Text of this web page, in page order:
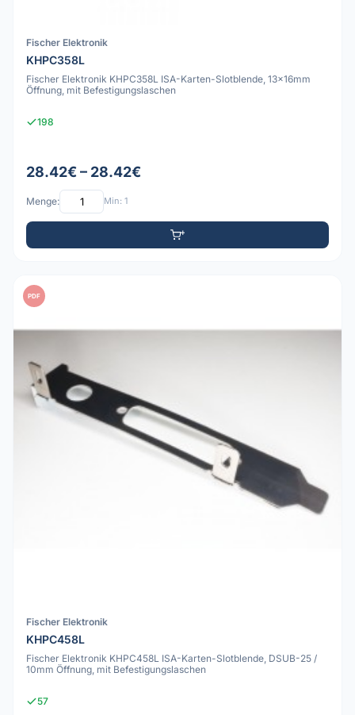
Fischer Elektronik
KHPC358L
Fischer Elektronik KHPC358L ISA-Karten-Slotblende, 13x16mm
Öffnung, mit Befestigungslaschen
198
28.42€ – 28.42€
Menge: Min: 1
PDF
Fischer Elektronik
KHPC458L
Fischer Elektronik KHPC458L ISA-Karten-Slotblende, DSUB-25 /
10mm Öffnung, mit Befestigungslaschen
57